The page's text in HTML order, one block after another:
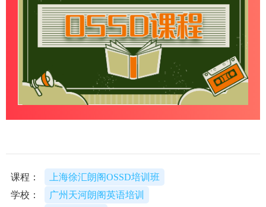
课程：
上海徐汇朗阁OSSD培训班
学校：
广州天河朗阁英语培训